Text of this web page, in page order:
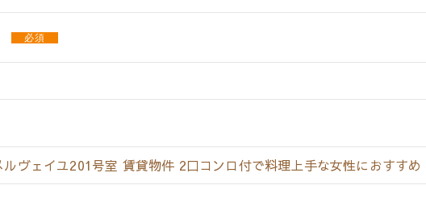
必須